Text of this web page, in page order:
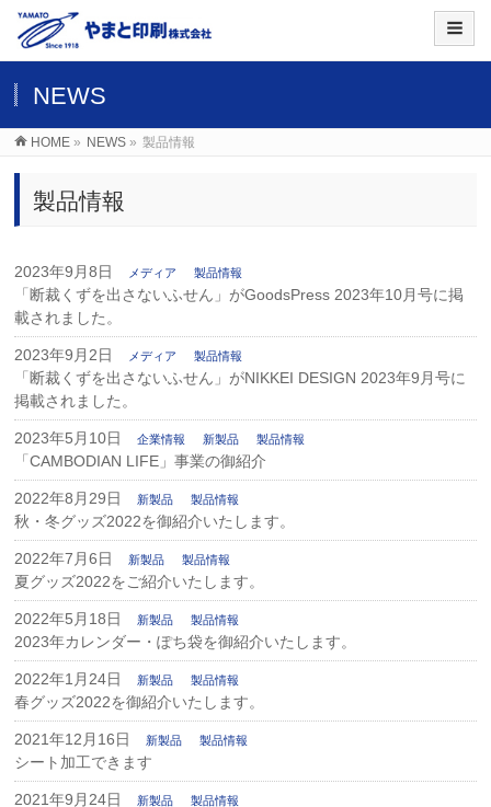
NEWS
HOME » NEWS » 製品情報
製品情報
2023年9月8日 メディア 製品情報
「断裁くずを出さないふせん」がGoodsPress 2023年10月号に掲
載されました。
2023年9月2日 メディア 製品情報
「断裁くずを出さないふせん」がNIKKEI DESIGN 2023年9月号に
掲載されました。
2023年5月10日 企業情報 新製品 製品情報
「CAMBODIAN LIFE」事業の御紹介
2022年8月29日 新製品 製品情報
秋・冬グッズ2022を御紹介いたします。
2022年7月6日 新製品 製品情報
夏グッズ2022をご紹介いたします。
2022年5月18日 新製品 製品情報
2023年カレンダー・ぽち袋を御紹介いたします。
2022年1月24日 新製品 製品情報
春グッズ2022を御紹介いたします。
2021年12月16日 新製品 製品情報
シート加工できます
2021年9月24日 新製品 製品情報